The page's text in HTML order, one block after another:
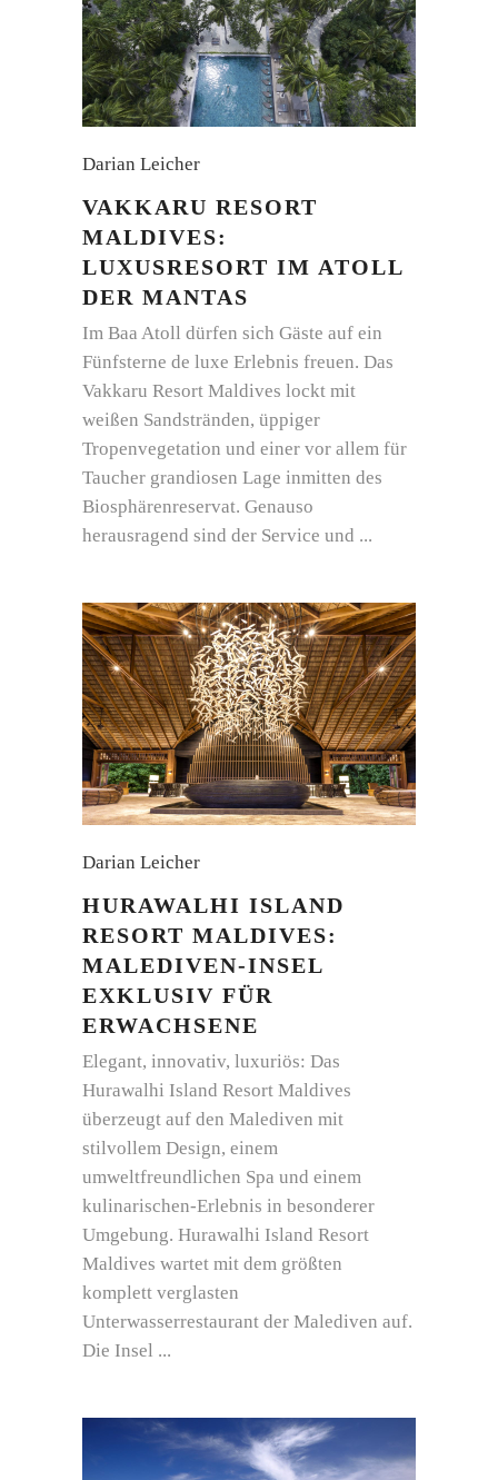
Darian Leicher
VAKKARU RESORT
MALDIVES:
LUXUSRESORT IM ATOLL
DER MANTAS
Im Baa Atoll dürfen sich Gäste auf ein
Fünfsterne de luxe Erlebnis freuen. Das
Vakkaru Resort Maldives lockt mit
weißen Sandstränden, üppiger
Tropenvegetation und einer vor allem für
Taucher grandiosen Lage inmitten des
Biosphärenreservat. Genauso
herausragend sind der Service und
Darian Leicher
HURAWALHI ISLAND
RESORT MALDIVES:
MALEDIVEN-INSEL
EXKLUSIV FÜR
ERWACHSENE
Elegant, innovativ, luxuriös: Das
Hurawalhi Island Resort Maldives
überzeugt auf den Malediven mit
stilvollem Design, einem
umweltfreundlichen Spa und einem
kulinarischen-Erlebnis in besonderer
Umgebung. Hurawalhi Island Resort
Maldives wartet mit dem größten
komplett verglasten
Unterwasserrestaurant der Malediven auf.
Die Insel